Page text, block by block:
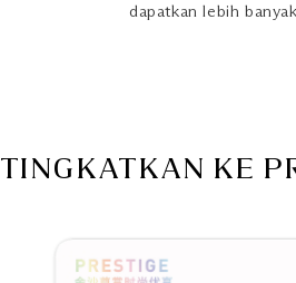
dapatkan lebih
TINGKATKAN KE